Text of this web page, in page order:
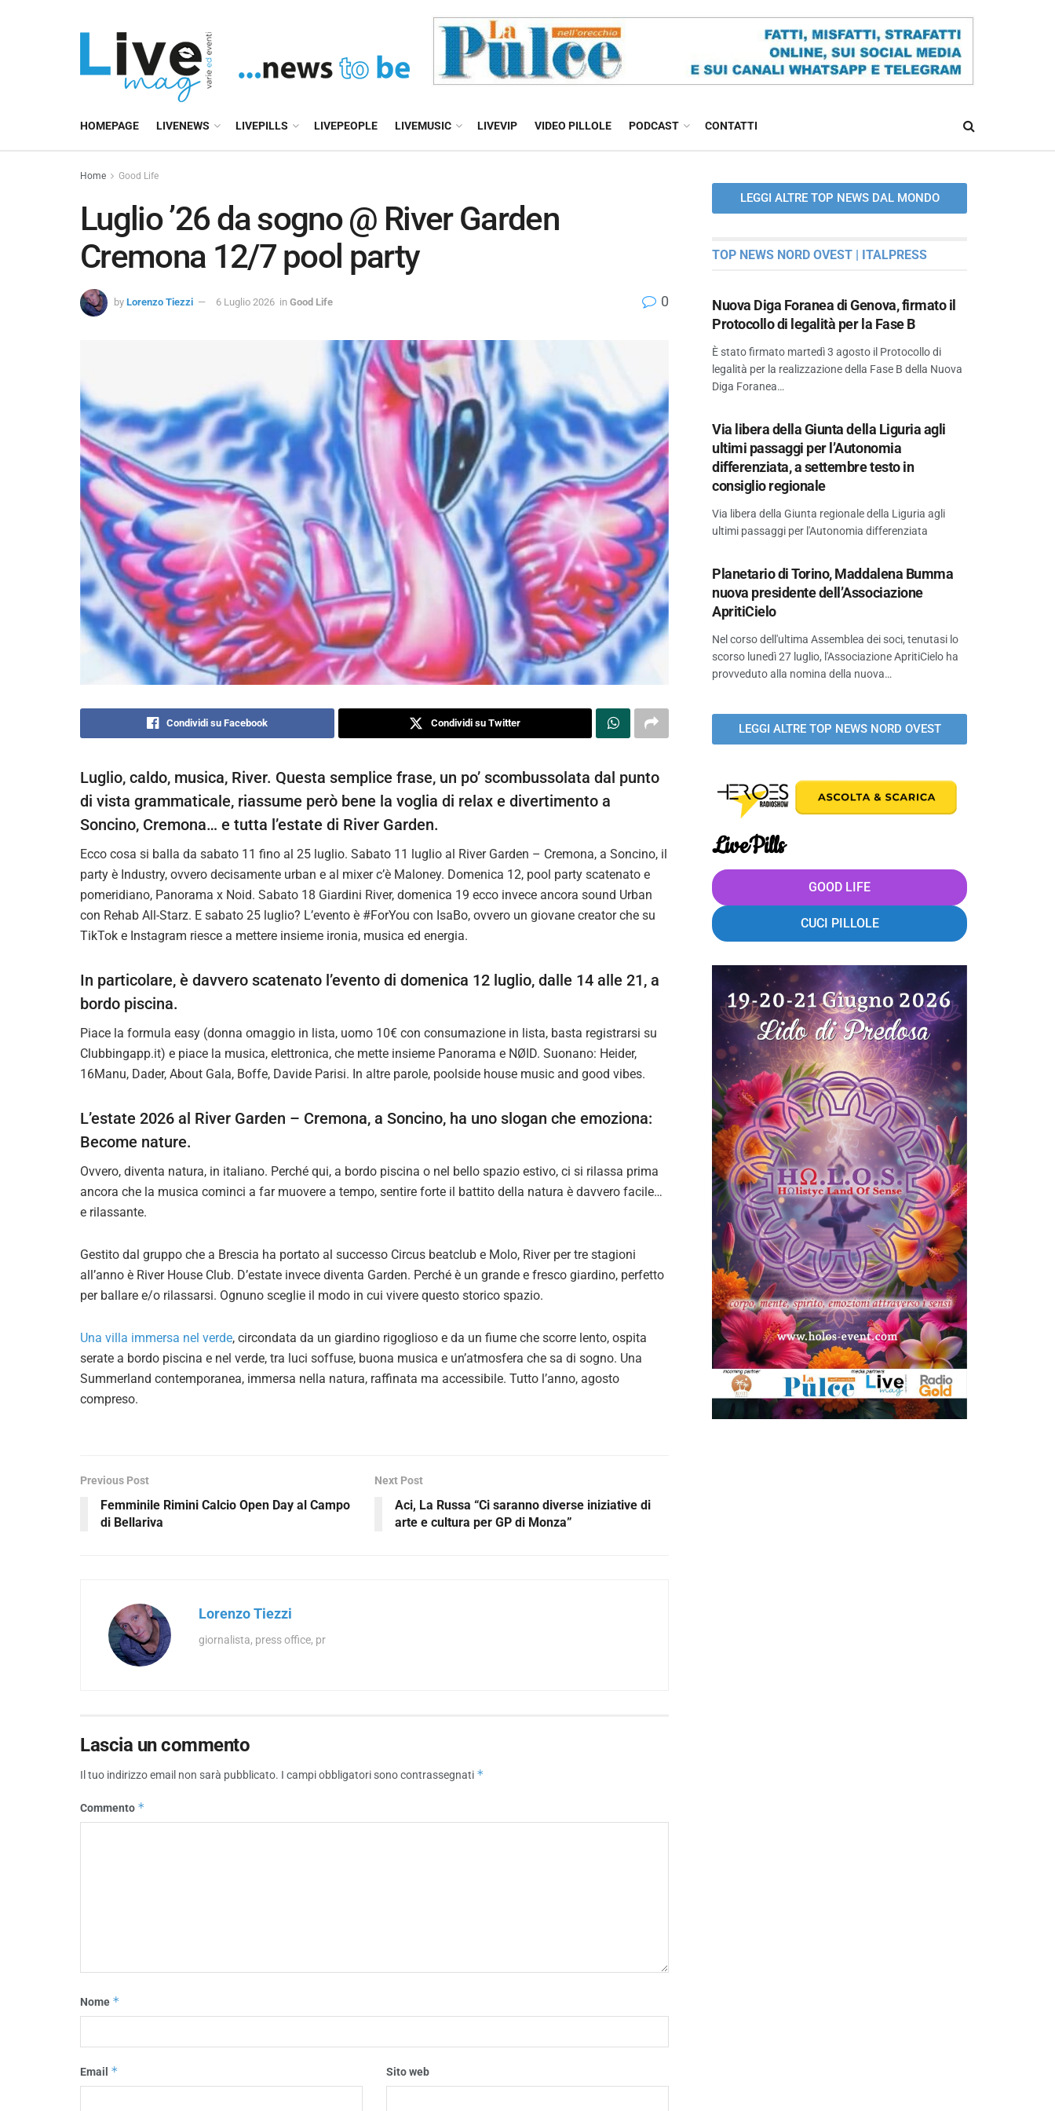
HOMEPAGE LIVENEWS LIVEPILLS LIVEPEOPLE LIVEMUSIC LIVEVIP VIDEO PILLOLE PODCAST CONTATTI
Home Good Life
Luglio ’26 da sogno @ River Garden
Cremona 12/7 pool party
by Lorenzo Tiezzi 6 Luglio 2026 in Good Life 0
Condividi su Facebook Condividi su Twitter
Luglio, caldo, musica, River. Questa semplice frase, un po’ scombussolata dal punto
di vista grammaticale, riassume però bene la voglia di relax e divertimento a
Soncino, Cremona… e tutta l’estate di River Garden.
Ecco cosa si balla da sabato 11 fino al 25 luglio. Sabato 11 luglio al River Garden – Cremona, a Soncino, il
party è Industry, ovvero decisamente urban e al mixer c’è Maloney. Domenica 12, pool party scatenato e
pomeridiano, Panorama x Noid. Sabato 18 Giardini River, domenica 19 ecco invece ancora sound Urban
con Rehab All-Starz. E sabato 25 luglio? L’evento è #ForYou con IsaBo, ovvero un giovane creator che su
TikTok e Instagram riesce a mettere insieme ironia, musica ed energia.
In particolare, è davvero scatenato l’evento di domenica 12 luglio, dalle 14 alle 21, a
bordo piscina.
Piace la formula easy (donna omaggio in lista, uomo 10€ con consumazione in lista, basta registrarsi su
Clubbingapp.it) e piace la musica, elettronica, che mette insieme Panorama e NØID. Suonano: Heider,
16Manu, Dader, About Gala, Boffe, Davide Parisi. In altre parole, poolside house music and good vibes.
L’estate 2026 al River Garden – Cremona, a Soncino, ha uno slogan che emoziona:
Become nature.
Ovvero, diventa natura, in italiano. Perché qui, a bordo piscina o nel bello spazio estivo, ci si rilassa prima
ancora che la musica cominci a far muovere a tempo, sentire forte il battito della natura è davvero facile…
e rilassante.
Gestito dal gruppo che a Brescia ha portato al successo Circus beatclub e Molo, River per tre stagioni
all’anno è River House Club. D’estate invece diventa Garden. Perché è un grande e fresco giardino, perfetto
per ballare e/o rilassarsi. Ognuno sceglie il modo in cui vivere questo storico spazio.
Una villa immersa nel verde, circondata da un giardino rigoglioso e da un fiume che scorre lento, ospita
serate a bordo piscina e nel verde, tra luci soffuse, buona musica e un’atmosfera che sa di sogno. Una
Summerland contemporanea, immersa nella natura, raffinata ma accessibile. Tutto l’anno, agosto
compreso.
Previous Post
Femminile Rimini Calcio Open Day al Campo
di Bellariva
Next Post
Aci, La Russa “Ci saranno diverse iniziative di
arte e cultura per GP di Monza”
Lorenzo Tiezzi
giornalista, press office, pr
Lascia un commento
Il tuo indirizzo email non sarà pubblicato. I campi obbligatori sono contrassegnati *
Commento *
Nome *
Email * Sito web
LEGGI ALTRE TOP NEWS DAL MONDO
TOP NEWS NORD OVEST | ITALPRESS
Nuova Diga Foranea di Genova, firmato il
Protocollo di legalità per la Fase B
È stato firmato martedì 3 agosto il Protocollo di
legalità per la realizzazione della Fase B della Nuova
Diga Foranea…
Via libera della Giunta della Liguria agli
ultimi passaggi per l’Autonomia
differenziata, a settembre testo in
consiglio regionale
Via libera della Giunta regionale della Liguria agli
ultimi passaggi per l'Autonomia differenziata
Planetario di Torino, Maddalena Bumma
nuova presidente dell’Associazione
ApritiCielo
Nel corso dell'ultima Assemblea dei soci, tenutasi lo
scorso lunedì 27 luglio, l'Associazione ApritiCielo ha
provveduto alla nomina della nuova…
LEGGI ALTRE TOP NEWS NORD OVEST
LivePills
GOOD LIFE
CUCI PILLOLE